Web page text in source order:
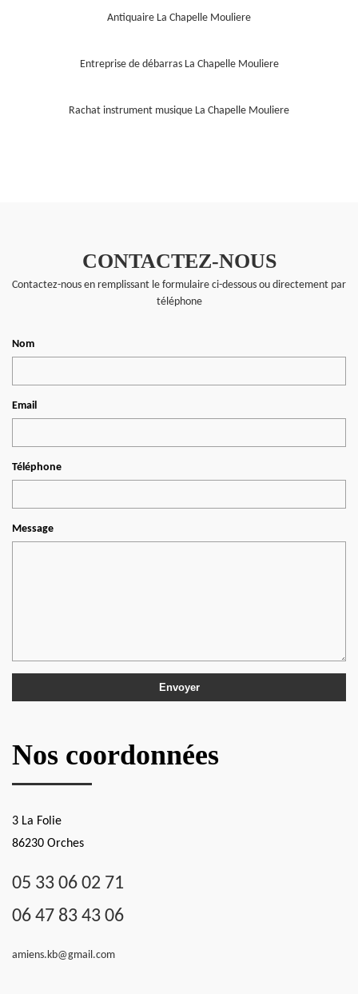
Antiquaire La Chapelle Mouliere
Entreprise de débarras La Chapelle Mouliere
Rachat instrument musique La Chapelle Mouliere
CONTACTEZ-NOUS
Contactez-nous en remplissant le formulaire ci-dessous ou directement par
téléphone
Nom
Email
Téléphone
Message
Nos coordonnées
3 La Folie
86230 Orches
05 33 06 02 71
06 47 83 43 06
amiens.kb@gmail.com